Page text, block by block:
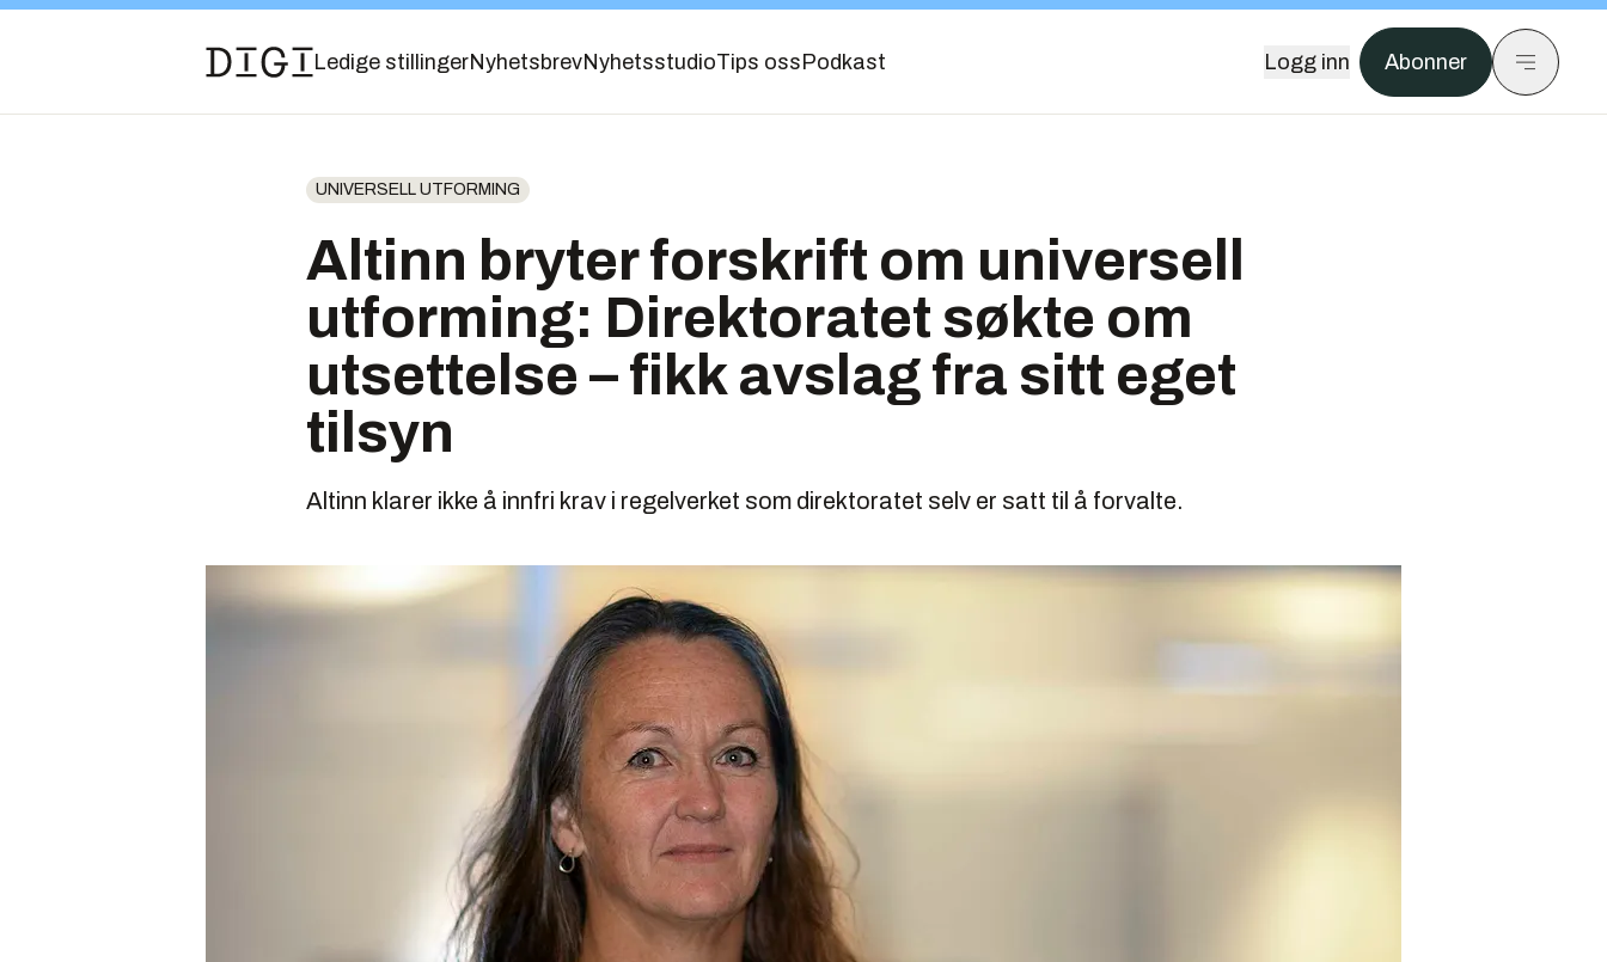
Ledige stillingerNyhetsbrevNyhetsstudioTips oss Podkast Logg inn Abonner
UNIVERSELL UTFORMING
Altinn bryter forskrift om universell
utforming: Direktoratet søkte om
utsettelse – fikk avslag fra sitt eget
tilsyn
Altinn klarer ikke å innfri krav i regelverket som direktoratet selv er satt til å forvalte.